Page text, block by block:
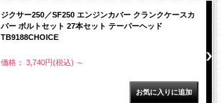
ジクサー250／SF250 エンジンカバー クランクケースカ
バー ボルトセット 27本セット テーパーヘッド
TB9188CHOICE
価格： 3,740円(税込) ～